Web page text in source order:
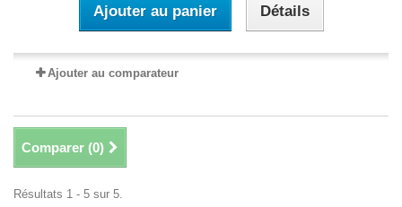
Ajouter au panier Détails
Ajouter au comparateur
Comparer (0)
Résultats 1 - 5 sur 5.